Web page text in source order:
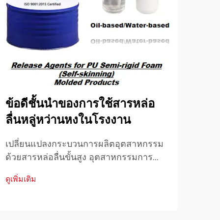
ข้อดีชั้นนำของการใช้สารหล่อ
ลื่นหลู่หว่านหงในโรงงาน
เปลี่ยนแปลงกระบวนการผลิตอุตสาหกรรม
ด้วยสารหล่อลื่นขั้นสูง อุตสาหกรรมการ
เนื่องเพื่อยกระดับประสิทธิภาพการผลิตและ
ดูเพิ่มเติม